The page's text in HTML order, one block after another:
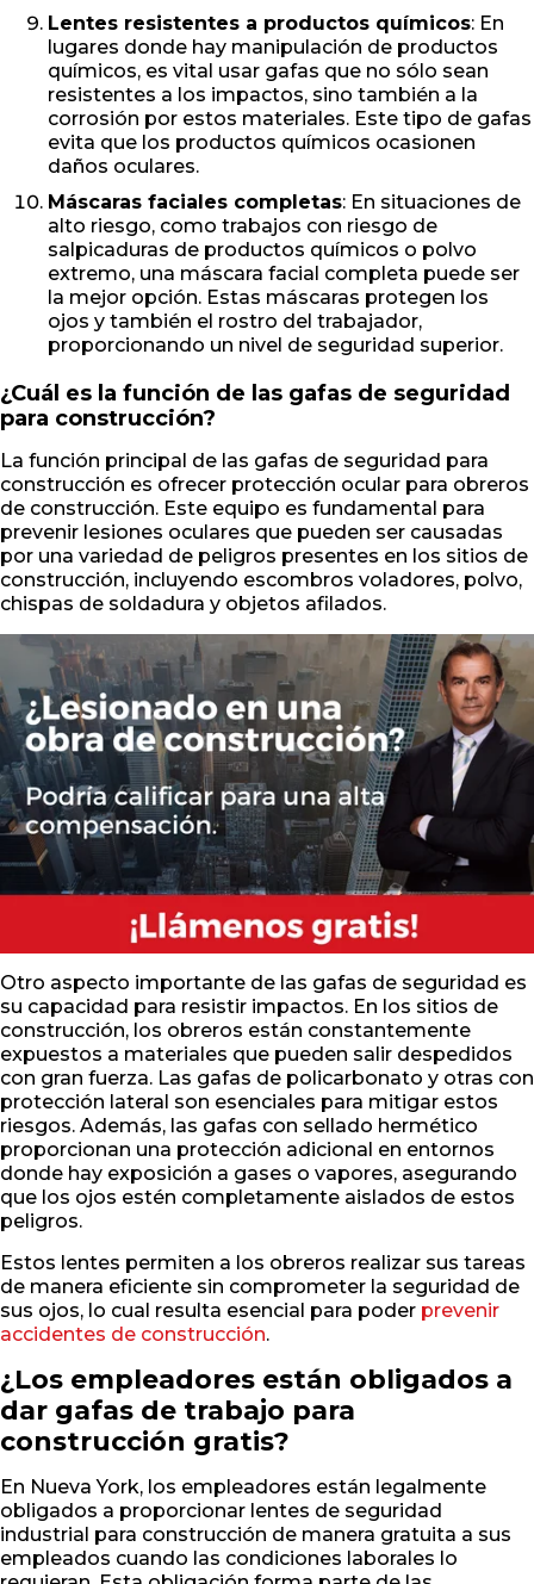
Lentes resistentes a productos químicos: En
lugares donde hay manipulación de productos
químicos, es vital usar gafas que no sólo sean
resistentes a los impactos, sino también a la
corrosión por estos materiales. Este tipo de gafas
evita que los productos químicos ocasionen
daños oculares.
Máscaras faciales completas: En situaciones de
alto riesgo, como trabajos con riesgo de
salpicaduras de productos químicos o polvo
extremo, una máscara facial completa puede ser
la mejor opción. Estas máscaras protegen los
ojos y también el rostro del trabajador,
proporcionando un nivel de seguridad superior.
¿Cuál es la función de las gafas de seguridad
para construcción?
La función principal de las gafas de seguridad para
construcción es ofrecer protección ocular para obreros
de construcción. Este equipo es fundamental para
prevenir lesiones oculares que pueden ser causadas
por una variedad de peligros presentes en los sitios de
construcción, incluyendo escombros voladores, polvo,
chispas de soldadura y objetos afilados.
Otro aspecto importante de las gafas de seguridad es
su capacidad para resistir impactos. En los sitios de
construcción, los obreros están constantemente
expuestos a materiales que pueden salir despedidos
con gran fuerza. Las gafas de policarbonato y otras con
protección lateral son esenciales para mitigar estos
riesgos. Además, las gafas con sellado hermético
proporcionan una protección adicional en entornos
donde hay exposición a gases o vapores, asegurando
que los ojos estén completamente aislados de estos
peligros.
Estos lentes permiten a los obreros realizar sus tareas
de manera eficiente sin comprometer la seguridad de
sus ojos, lo cual resulta esencial para poder prevenir
accidentes de construcción.
¿Los empleadores están obligados a
dar gafas de trabajo para
construcción gratis?
En Nueva York, los empleadores están legalmente
obligados a proporcionar lentes de seguridad
industrial para construcción de manera gratuita a sus
empleados cuando las condiciones laborales lo